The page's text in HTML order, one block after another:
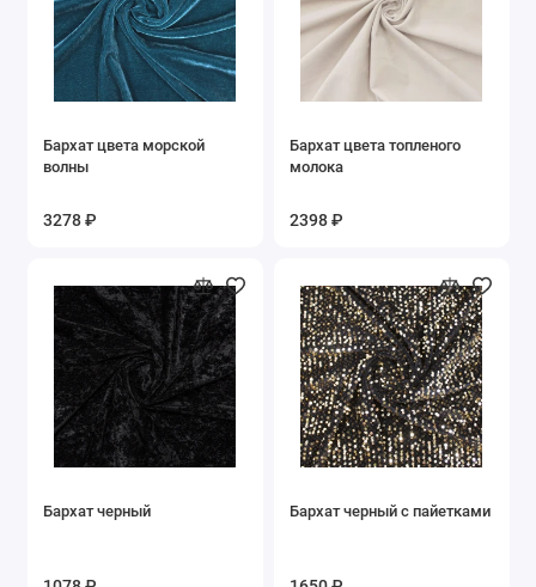
Трикотаж
Шелк
Шифон
Показать все
Бархат цвета морской
волны
3278 ₽
Бархат цвета топленого
молока
2398 ₽
Бархат черный Бархат черный с пайетками